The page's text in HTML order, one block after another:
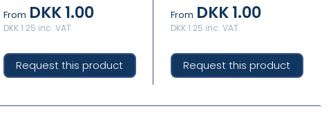
From DKK 1.00
DKK 1.25 inc. VAT
Request this product
From DKK 1.00
DKK 1.25 inc. VAT
Request this product